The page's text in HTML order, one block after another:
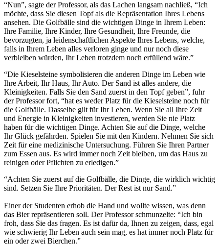
“Nun”, sagte der Professor, als das Lachen langsam nachließ, “Ich
möchte, dass Sie diesen Topf als die Repräsentation Ihres Lebens
ansehen. Die Golfbälle sind die wichtigen Dinge in Ihrem Leben:
Ihre Familie, Ihre Kinder, Ihre Gesundheit, Ihre Freunde, die
bevorzugten, ja leidenschaftlichen Aspekte Ihres Lebens, welche,
falls in Ihrem Leben alles verloren ginge und nur noch diese
verbleiben würden, Ihr Leben trotzdem noch erfüllend wäre.”
“Die Kieselsteine symbolisieren die anderen Dinge im Leben wie
Ihre Arbeit, Ihr Haus, Ihr Auto. Der Sand ist alles andere, die
Kleinigkeiten. Falls Sie den Sand zuerst in den Topf geben”, fuhr
der Professor fort, “hat es weder Platz für die Kieselsteine noch für
die Golfbälle. Dasselbe gilt für Ihr Leben. Wenn Sie all Ihre Zeit
und Energie in Kleinigkeiten investieren, werden Sie nie Platz
haben für die wichtigen Dinge. Achten Sie auf die Dinge, welche
Ihr Glück gefährden. Spielen Sie mit den Kindern. Nehmen Sie sich
Zeit für eine medizinische Untersuchung. Führen Sie Ihren Partner
zum Essen aus. Es wird immer noch Zeit bleiben, um das Haus zu
reinigen oder Pflichten zu erledigen.”
“Achten Sie zuerst auf die Golfbälle, die Dinge, die wirklich wichtig
sind. Setzen Sie Ihre Prioritäten. Der Rest ist nur Sand.”
Einer der Studenten erhob die Hand und wollte wissen, was denn
das Bier repräsentieren soll. Der Professor schmunzelte: “Ich bin
froh, dass Sie das fragen. Es ist dafür da, Ihnen zu zeigen, dass, egal
wie schwierig Ihr Leben auch sein mag, es hat immer noch Platz für
ein oder zwei Bierchen.”